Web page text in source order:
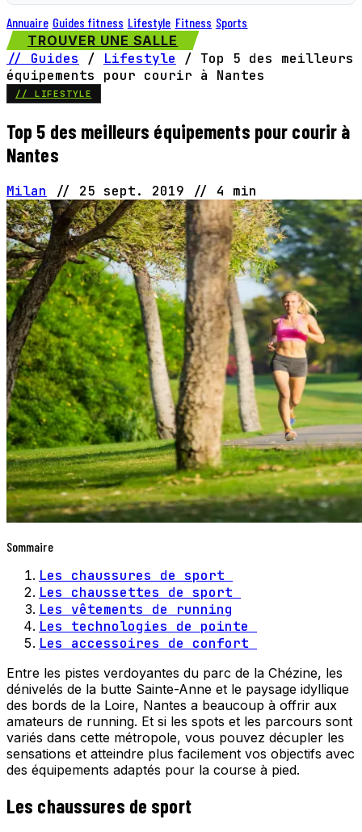
Annuaire Guides fitness Lifestyle Fitness Sports
TROUVER UNE SALLE
// Guides / Lifestyle / Top 5 des meilleurs
équipements pour courir à Nantes
// LIFESTYLE
Top 5 des meilleurs équipements pour courir à
Nantes
Milan // 25 sept. 2019 // 4 min
Sommaire
Les chaussures de sport
Les chaussettes de sport
Les vêtements de running
Les technologies de pointe
Les accessoires de confort
Entre les pistes verdoyantes du parc de la Chézine, les
dénivelés de la butte Sainte-Anne et le paysage idyllique
des bords de la Loire, Nantes a beaucoup à offrir aux
amateurs de running. Et si les spots et les parcours sont
variés dans cette métropole, vous pouvez décupler les
sensations et atteindre plus facilement vos objectifs avec
des équipements adaptés pour la course à pied.
Les chaussures de sport